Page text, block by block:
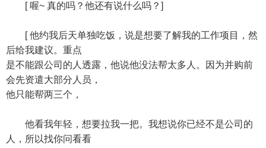
[ 喔~ 真的吗？他还有说什么吗？]
[ 他约我后天单独吃饭，说是想要了解我的工作项目，然
后给我建议。重点
是不能跟公司的人透露，他说他没法帮太多人。因为并购前
会先资遣大部分人员，
他只能帮两三个，
他看我年轻，想要拉我一把。我想说你已经不是公司的
人，所以找你问看看